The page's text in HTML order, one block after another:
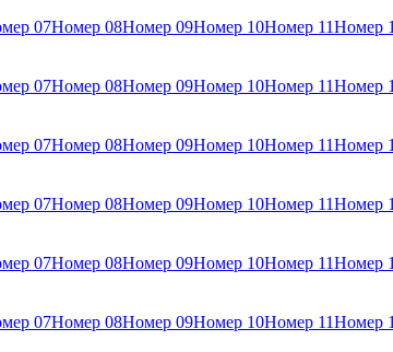
07Номер 08Номер 09Номер 10Номер 11Номер
07Номер 08Номер 09Номер 10Номер 11Номер
07Номер 08Номер 09Номер 10Номер 11Номер
07Номер 08Номер 09Номер 10Номер 11Номер
07Номер 08Номер 09Номер 10Номер 11Номер
07Номер 08Номер 09Номер 10Номер 11Номер